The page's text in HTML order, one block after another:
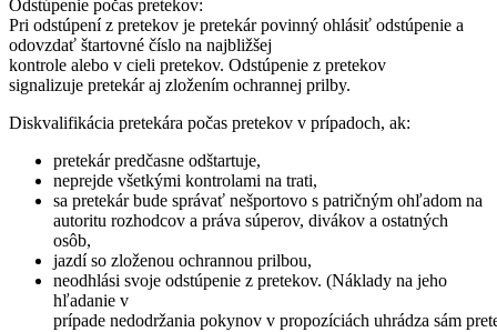
Odstúpenie počas pretekov:
Pri odstúpení z pretekov je pretekár povinný ohlásiť odstúpenie a
odovzdať štartovné číslo na najbližšej
kontrole alebo v cieli pretekov. Odstúpenie z pretekov
signalizuje pretekár aj zložením ochrannej prilby.
Diskvalifikácia pretekára počas pretekov v prípadoch, ak:
pretekár predčasne odštartuje,
neprejde všetkými kontrolami na trati,
sa pretekár bude správať nešportovo s patričným ohľadom na
autoritu rozhodcov a práva súperov, divákov a ostatných
osôb,
jazdí so zloženou ochrannou prilbou,
neodhlási svoje odstúpenie z pretekov. (Náklady na jeho
hľadanie v
prípade nedodržania pokynov v propozíciách uhrádza sám